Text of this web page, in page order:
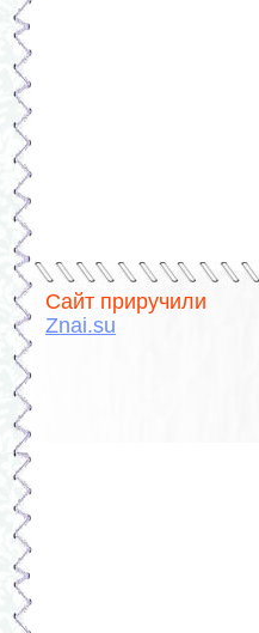
Сайт приручили
Znai.su